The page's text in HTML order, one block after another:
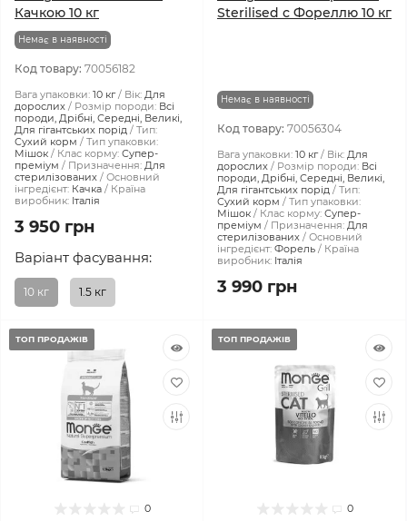
Качкою 10 кг
Немає в наявності
Код товару: 70056182
Вага упаковки: 10 кг Вік: Для
дорослих
Розмір породи: Всі
породи, Дрібні, Середні, Великі,
Для гігантських порід
Тип:
Сухий корм
Тип упаковки:
Мішок
Клас корму: Супер-
преміум
Призначення: Для
стерилізованих
Основний
інгредієнт: Качка
Країна
виробник: Італія
3 950 грн
Варіант фасування:
10 кг 1.5 кг
Sterilised с Фореллю 10 кг
Немає в наявності
Код товару: 70056304
Вага упаковки: 10 кг Вік: Для
дорослих
Розмір породи: Всі
породи, Дрібні, Середні, Великі,
Для гігантських порід
Тип:
Сухий корм
Тип упаковки:
Мішок
Клас корму: Супер-
преміум
Призначення: Для
стерилізованих
Основний
інгредієнт: Форель
Країна
виробник: Італія
3 990 грн
ТОП ПРОДАЖІВ
0
ТОП ПРОДАЖІВ
0